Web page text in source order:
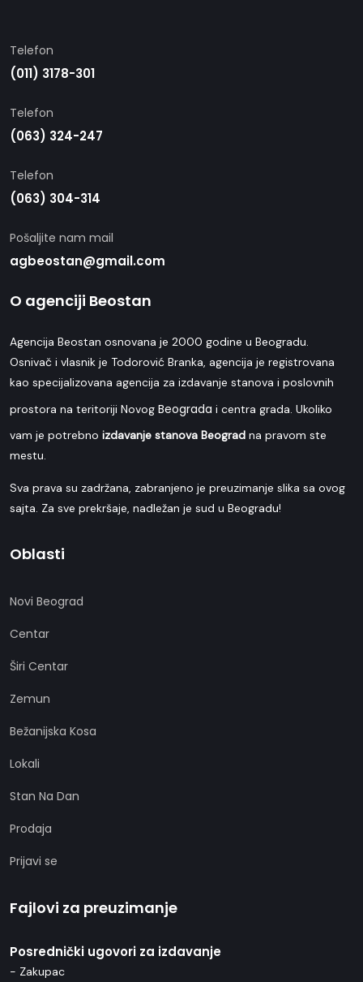
Telefon
(011) 3178-301
Telefon
(063) 324-247
Telefon
(063) 304-314
Pošaljite nam mail
agbeostan@gmail.com
O agenciji Beostan
Agencija Beostan osnovana je 2000 godine u Beogradu.
Osnivač i vlasnik je Todorović Branka, agencija je registrovana
kao specijalizovana agencija za izdavanje stanova i poslovnih
prostora na teritoriji Novog Beograda i centra grada. Ukoliko
vam je potrebno izdavanje stanova Beograd na pravom ste
mestu.
Sva prava su zadržana, zabranjeno je preuzimanje slika sa ovog
sajta. Za sve prekršaje, nadležan je sud u Beogradu!
Oblasti
Novi Beograd
Centar
Širi Centar
Zemun
Bežanijska Kosa
Lokali
Stan Na Dan
Prodaja
Prijavi se
Fajlovi za preuzimanje
Posrednički ugovori za izdavanje
- Zakupac